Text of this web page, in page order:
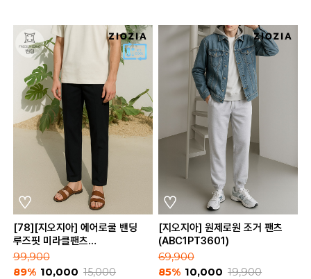
[78][지오지아] 에어로쿨 밴딩
루즈핏 미라클팬츠
(AEC2PP1101_A)
99,900
89% 10,000 15,000
[지오지아] 원제로원 조거 팬츠
(ABC1PT3601)
69,900
85% 10,000 19,900